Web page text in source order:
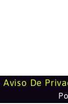
Aviso De